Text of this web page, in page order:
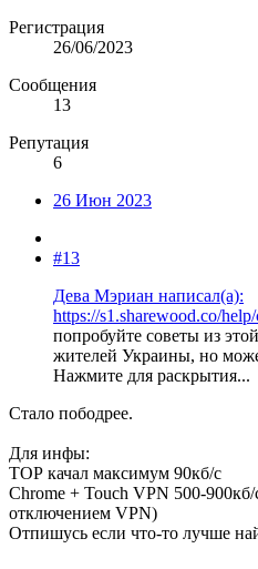
Регистрация
26/06/2023
Сообщения
13
Репутация
6
26 Июн 2023
#13
Дева Мэриан написал(а):
https://s1.sharewood.co/
попробуйте советы из
жителей Украины, но
Нажмите для раскрытия...
Стало пободрее.
Для инфы:
ТОР качал максимум 90кб/с
Chrome + Touch VPN 500-
отключением VPN)
Отпишусь если что-то лучше